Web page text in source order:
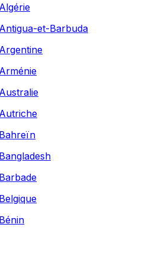
Algérie
Antigua-et-Barbuda
Argentine
Arménie
Australie
Autriche
Bahreïn
Bangladesh
Barbade
Belgique
Bénin